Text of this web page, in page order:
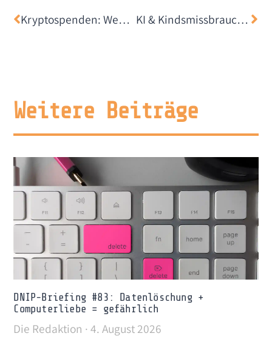
Kryptospenden: Weder anonym noch folgenlos KI & Kindsmissbrauch — Wenn gut gemeint das Gegenteil von gut ist
Weitere Beiträge
DNIP-Briefing #83: Datenlöschung +
Computerliebe = gefährlich
Die Redaktion 4. August 2026